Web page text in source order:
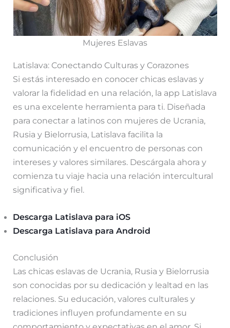
Mujeres Eslavas
Latislava: Conectando Culturas y Corazones
Si estás interesado en conocer chicas eslavas y
valorar la fidelidad en una relación, la app Latislava
es una excelente herramienta para ti. Diseñada
para conectar a latinos con mujeres de Ucrania,
Rusia y Bielorrusia, Latislava facilita la
comunicación y el encuentro de personas con
intereses y valores similares. Descárgala ahora y
comienza tu viaje hacia una relación intercultural
significativa y fiel.
Descarga Latislava para iOS
Descarga Latislava para Android
Conclusión
Las chicas eslavas de Ucrania, Rusia y Bielorrusia
son conocidas por su dedicación y lealtad en las
relaciones. Su educación, valores culturales y
tradiciones influyen profundamente en su